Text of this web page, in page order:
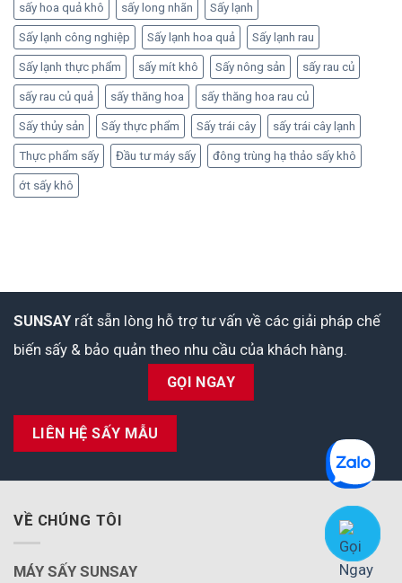
sấy hoa quả khô sấy long nhãn Sấy lạnh
Sấy lạnh công nghiệp Sấy lạnh hoa quả Sấy lạnh rau
Sấy lạnh thực phẩm sấy mít khô Sấy nông sản sấy rau củ
sấy rau củ quả sấy thăng hoa sấy thăng hoa rau củ
Sấy thủy sản Sấy thực phẩm Sấy trái cây sấy trái cây lạnh
Thực phẩm sấy Đầu tư máy sấy đông trùng hạ thảo sấy khô
ớt sấy khô
SUNSAY rất sẵn lòng hỗ trợ tư vấn về các giải pháp chế
biến sấy & bảo quản theo nhu cầu của khách hàng.
GỌI NGAY
LIÊN HỆ SẤY MẪU
VỀ CHÚNG TÔI
MÁY SẤY SUNSAY